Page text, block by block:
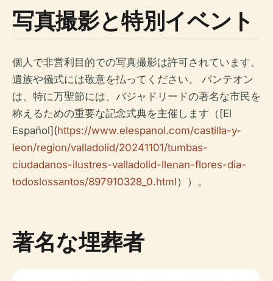
写真撮影と特別イベント
個人で非営利目的での写真撮影は許可されています。
遺族や儀式には敬意を払ってください。 パンテオン
は、特に万聖節には、バジャドリードの著名な市民を
称えるための重要な記念式典を主催します（[El
Español](https://www.elespanol.com/castilla-y-
leon/region/valladolid/20241101/tumbas-
ciudadanos-ilustres-valladolid-llenan-flores-dia-
todoslossantos/897910328_0.html））。
著名な埋葬者